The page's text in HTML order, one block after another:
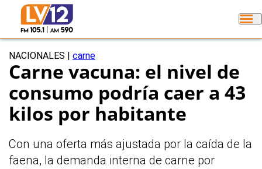
NACIONALES carne
Carne vacuna: el nivel de
consumo podría caer a 43
kilos por habitante
Con una oferta más ajustada por la caída de la
faena, la demanda interna de carne por